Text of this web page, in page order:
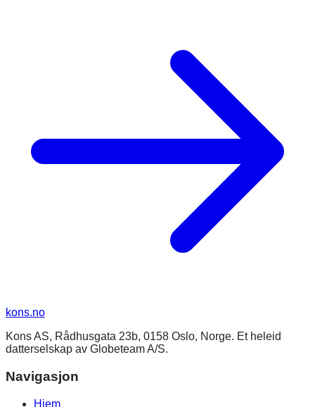
kons.no
Kons AS, Rådhusgata 23b, 0158 Oslo, Norge. Et heleid
datterselskap av Globeteam A/S.
Navigasjon
Hjem